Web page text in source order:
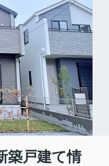
戸建て情